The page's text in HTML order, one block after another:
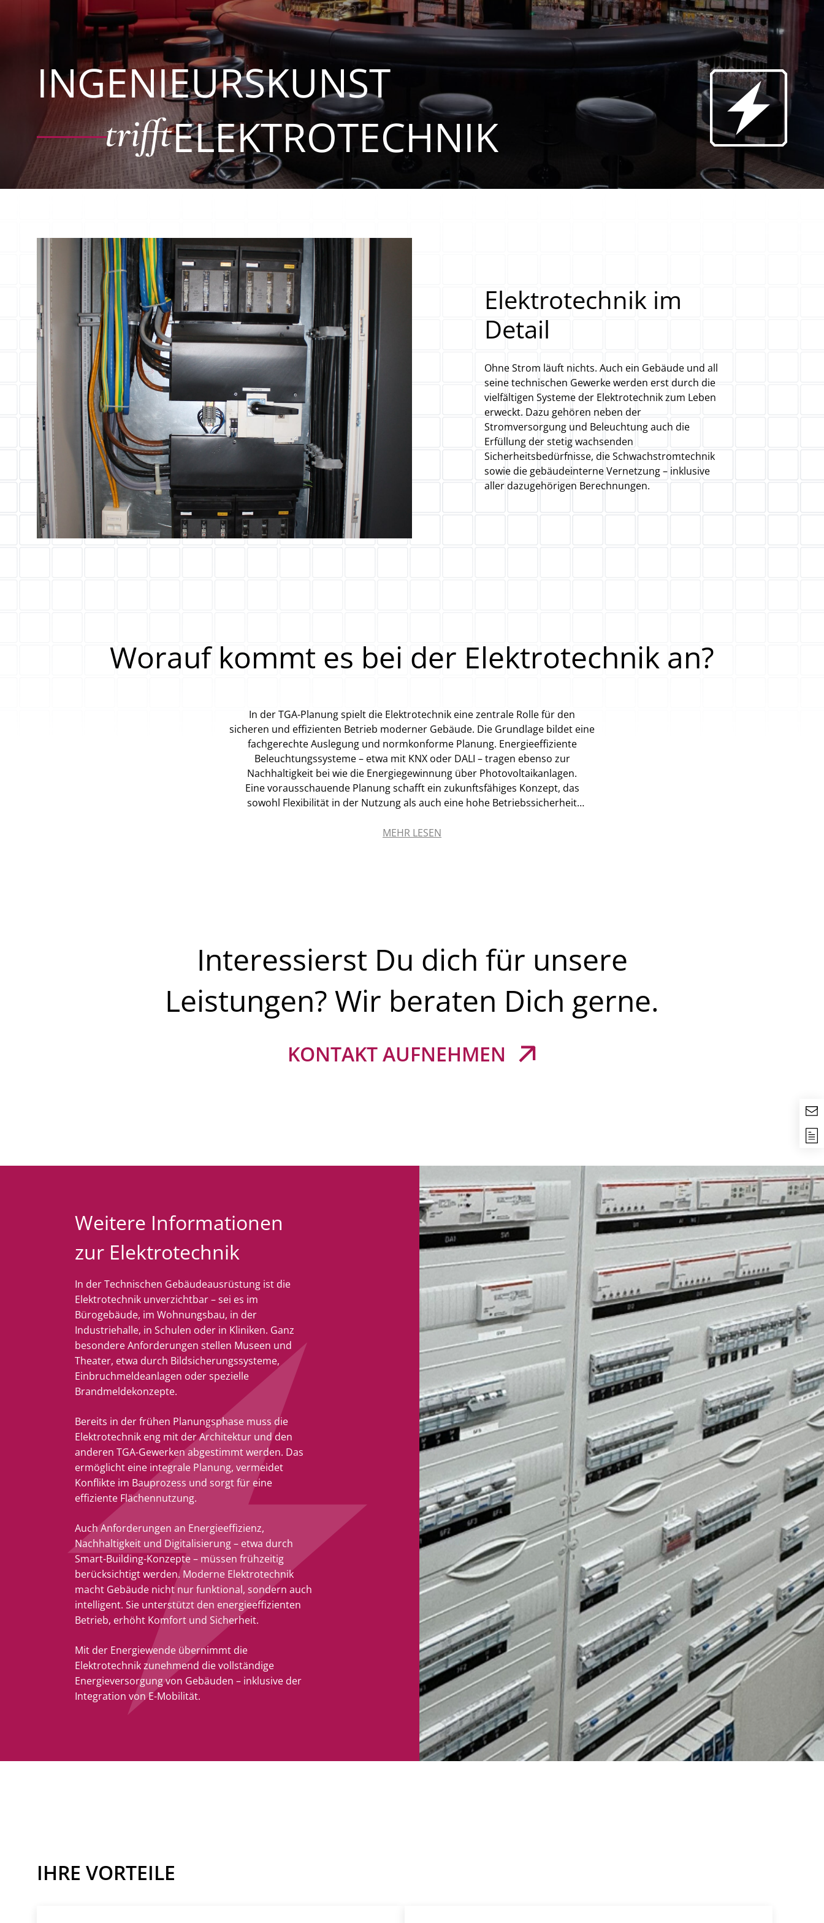
INGENIEURSKUNST
ELEKTROTECHNIK
Elektrotechnik im
Detail
Ohne Strom läuft nichts. Auch ein Gebäude und all
seine technischen Gewerke werden erst durch die
vielfältigen Systeme der Elektrotechnik zum Leben
erweckt. Dazu gehören neben der
Stromversorgung und Beleuchtung auch die
Erfüllung der stetig wachsenden
Sicherheitsbedürfnisse, die Schwachstromtechnik
sowie die gebäudeinterne Vernetzung – inklusive
aller dazugehörigen Berechnungen.
Worauf kommt es bei der Elektrotechnik an?
In der TGA-Planung spielt die Elektrotechnik eine zentrale Rolle für den
sicheren und effizienten Betrieb moderner Gebäude. Die Grundlage bildet eine
fachgerechte Auslegung und normkonforme Planung. Energieeffiziente
Beleuchtungssysteme – etwa mit KNX oder DALI – tragen ebenso zur
Nachhaltigkeit bei wie die Energiegewinnung über Photovoltaikanlagen.
Eine vorausschauende Planung schafft ein zukunftsfähiges Konzept, das
sowohl Flexibilität in der Nutzung als auch eine hohe Betriebssicherheit
MEHR LESEN
Interessierst Du dich für unsere
Leistungen? Wir beraten Dich gerne.
KONTAKT AUFNEHMEN
Weitere Informationen
zur Elektrotechnik
In der Technischen Gebäudeausrüstung ist die
Elektrotechnik unverzichtbar – sei es im
Bürogebäude, im Wohnungsbau, in der
Industriehalle, in Schulen oder in Kliniken. Ganz
besondere Anforderungen stellen Museen und
Theater, etwa durch Bildsicherungssysteme,
Einbruchmeldeanlagen oder spezielle
Brandmeldekonzepte.
Bereits in der frühen Planungsphase muss die
Elektrotechnik eng mit der Architektur und den
anderen TGA-Gewerken abgestimmt werden. Das
ermöglicht eine integrale Planung, vermeidet
Konflikte im Bauprozess und sorgt für eine
effiziente Flächennutzung.
Auch Anforderungen an Energieeffizienz,
Nachhaltigkeit und Digitalisierung – etwa durch
Smart-Building-Konzepte – müssen frühzeitig
berücksichtigt werden. Moderne Elektrotechnik
macht Gebäude nicht nur funktional, sondern auch
intelligent. Sie unterstützt den energieeffizienten
Betrieb, erhöht Komfort und Sicherheit.
Mit der Energiewende übernimmt die
Elektrotechnik zunehmend die vollständige
Energieversorgung von Gebäuden – inklusive der
Integration von E-Mobilität.
IHRE VORTEILE